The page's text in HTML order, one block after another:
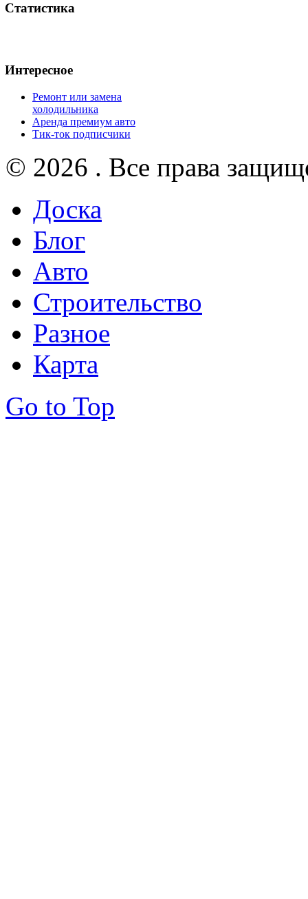
Статистика
Интересное
Ремонт или замена
холодильника
Аренда премиум авто
Тик-ток подписчики
© 2026 . Все права
Доска
Блог
Авто
Строительство
Разное
Карта
Go to Top